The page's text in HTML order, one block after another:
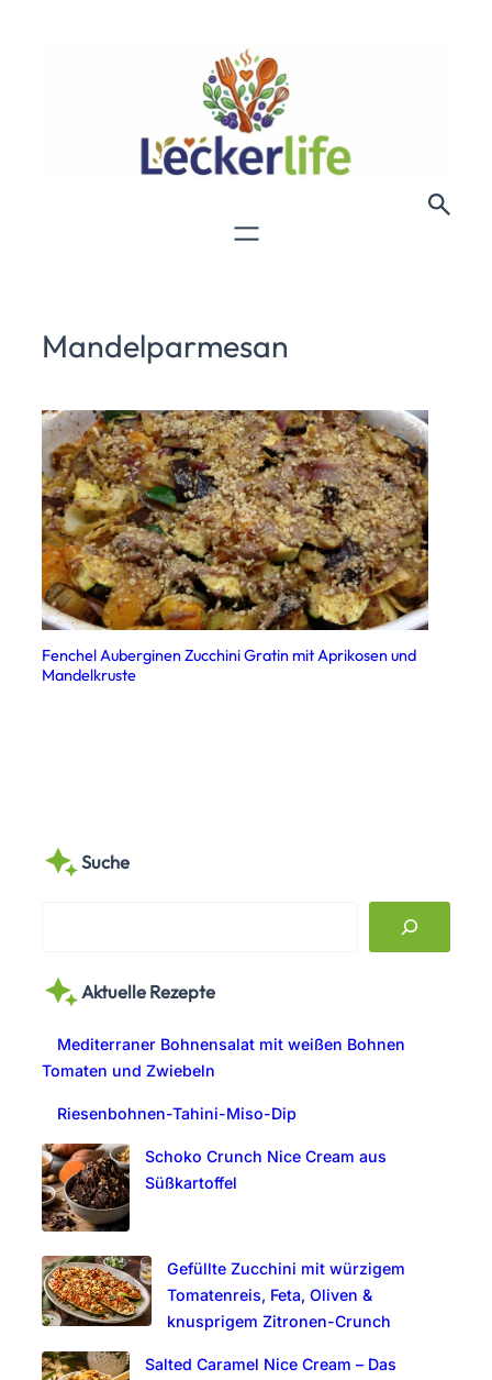
Mandelparmesan
Fenchel Auberginen Zucchini Gratin mit Aprikosen und
Mandelkruste
Suche
r
Aktuelle Rezepte
Mediterraner Bohnensalat mit weißen Bohnen
Tomaten und Zwiebeln
Riesenbohnen-Tahini-Miso-Dip
Schoko Crunch Nice Cream aus
Süßkartoffel
Gefüllte Zucchini mit würzigem
Tomatenreis, Feta, Oliven &
knusprigem Zitronen-Crunch
Salted Caramel Nice Cream – Das